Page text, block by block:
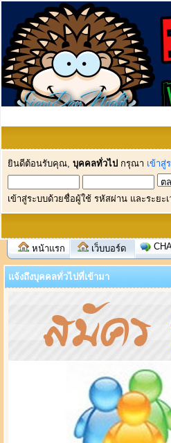
ยินดีต้อนรับคุณ, บุคคลทั่วไป กรุณา เข้าสู่
เข้าสู่ระบบด้วยชื่อผู้ใช้ รหัสผ่าน และระยะ
หน้าแรก เว็บบอร์ด
แจ้งถึงบุคคลทั่วไปที่เข้ามา